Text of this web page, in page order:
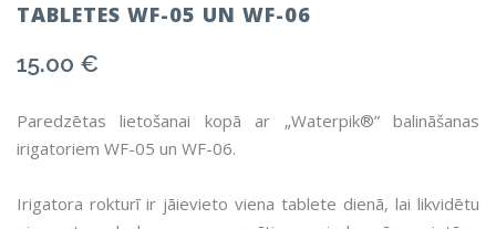
TABLETES WF-05 UN WF-06
15.00 €
Paredzētas lietošanai kopā ar „Waterpik®” balināšanas
irigatoriem WF-05 un WF-06.
Irigatora rokturī ir jāievieto viena tablete dienā, lai likvidētu